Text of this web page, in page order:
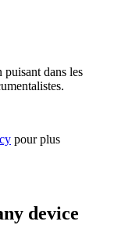
puisant dans les
pour plus
device